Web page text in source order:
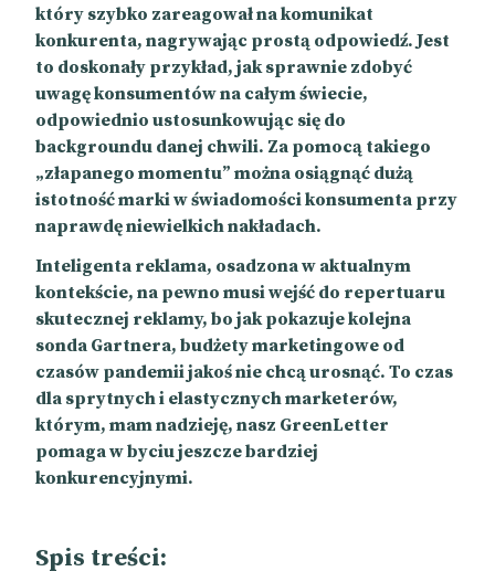
który szybko zareagował na komunikat
konkurenta, nagrywając prostą odpowiedź. Jest
to doskonały przykład, jak sprawnie zdobyć
uwagę konsumentów na całym świecie,
odpowiednio ustosunkowując się do
backgroundu danej chwili. Za pomocą takiego
„złapanego momentu” można osiągnąć dużą
istotność marki w świadomości konsumenta przy
naprawdę niewielkich nakładach.
Inteligenta reklama, osadzona w aktualnym
kontekście, na pewno musi wejść do repertuaru
skutecznej reklamy, bo jak pokazuje kolejna
sonda Gartnera, budżety marketingowe od
czasów pandemii jakoś nie chcą urosnąć. To czas
dla sprytnych i elastycznych marketerów,
którym, mam nadzieję, nasz GreenLetter
pomaga w byciu jeszcze bardziej
konkurencyjnymi.
Spis treści: